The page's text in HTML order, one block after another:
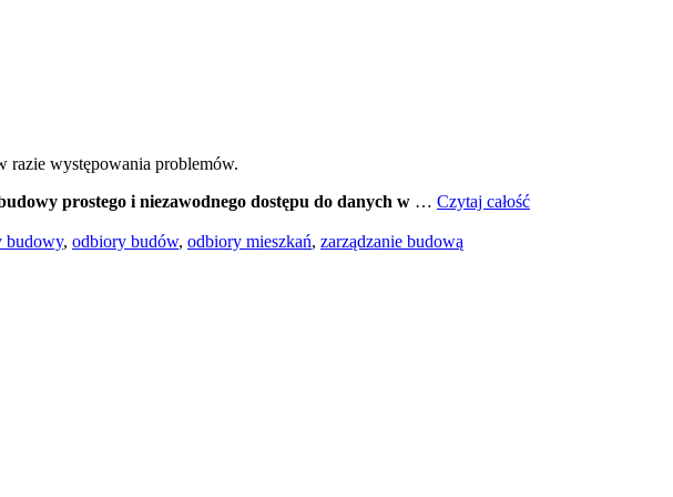
razie występowania problemów.
prostego i niezawodnego dostępu do danych w … Czytaj całość
budowy, odbiory budów, odbiory mieszkań, zarządzanie budową